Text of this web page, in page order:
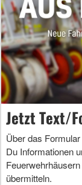
Jetzt Text/
Über das
Du Informationen
übermitteln.